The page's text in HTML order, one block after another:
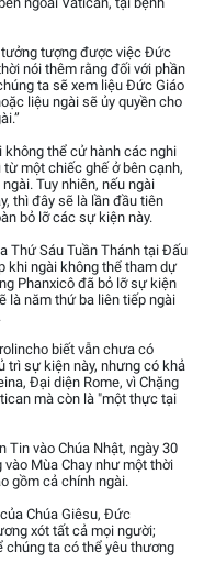
tưởng tượng được việc Đức
nói thêm rằng đối với phần
ta sẽ xem liệu Đức Giáo
liệu ngài sẽ ủy quyền cho
thể cử hành các nghi
một chiếc ghế ở bên cạnh,
Tuy nhiên, nếu ngài
thì đây sẽ là lần đầu tiên
bỏ lỡ các sự kiện này.
Thứ Sáu Tuần Thánh tại Đấu
khi ngài không thể tham dự
Phanxicô đã bỏ lỡ sự kiện
là năm thứ ba liên tiếp ngài
biết vẫn chưa có
trì sự kiện này, nhưng có khả
Đại diện Rome, vì Chặng
mà còn là "một thực tại
Tin vào Chúa Nhật, ngày 30
Mùa Chay như một thời
gồm cả chính ngài.
Chúa Giêsu, Đức
xót tất cả mọi người;
chúng ta có thể yêu thương